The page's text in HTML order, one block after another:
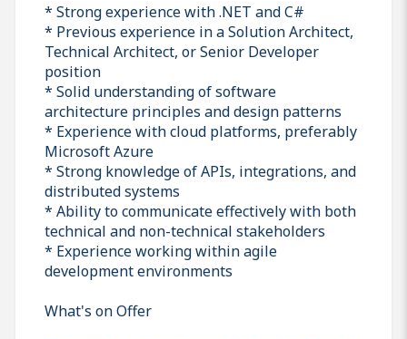
* Strong experience with .NET and C#
* Previous experience in a Solution Architect,
Technical Architect, or Senior Developer
position
* Solid understanding of software
architecture principles and design patterns
* Experience with cloud platforms, preferably
Microsoft Azure
* Strong knowledge of APIs, integrations, and
distributed systems
* Ability to communicate effectively with both
technical and non-technical stakeholders
* Experience working within agile
development environments
What's on Offer